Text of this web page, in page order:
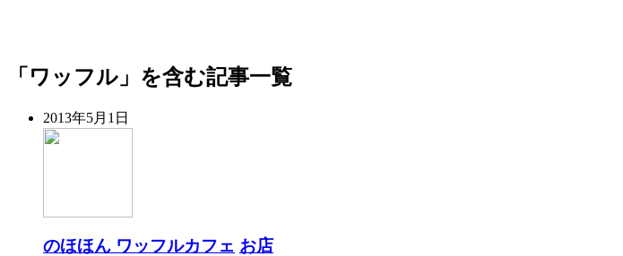
「ワッフル」を含む記事一覧
2013年5月1日
のほほん ワッフルカフェ お店